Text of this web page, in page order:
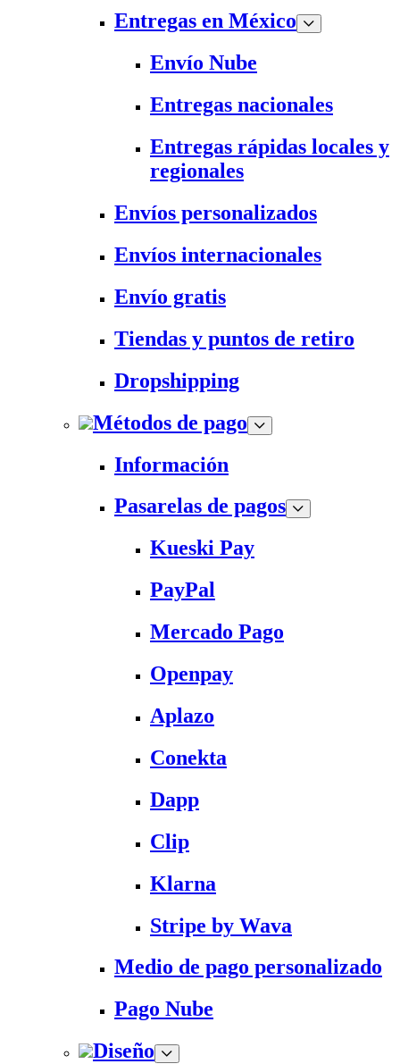
Entregas en México
Envío Nube
Entregas nacionales
Entregas rápidas locales y
regionales
Envíos personalizados
Envíos internacionales
Envío gratis
Tiendas y puntos de retiro
Dropshipping
Métodos de pago
Información
Pasarelas de pagos
Kueski Pay
PayPal
Mercado Pago
Openpay
Aplazo
Conekta
Dapp
Clip
Klarna
Stripe by Wava
Medio de pago personalizado
Pago Nube
Diseño